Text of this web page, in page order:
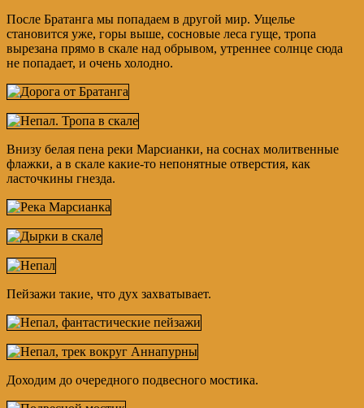
После Братанга мы попадаем в другой мир. Ущелье
становится уже, горы выше, сосновые леса гуще, тропа
вырезана прямо в скале над обрывом, утреннее солнце сюда
не попадает, и очень холодно.
Внизу белая пена реки Марсианки, на соснах молитвенные
флажки, а в скале какие-то непонятные отверстия, как
ласточкины гнезда.
Пейзажи такие, что дух захватывает.
Доходим до очередного подвесного мостика.